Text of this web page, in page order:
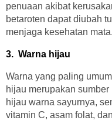
penuaan akibat
betaroten dapat diubah
menjaga kesehatan mata.
3. Warna hijau
Warna yang paling
hijau merupakan
hijau warna sayurnya,
vitamin C, asam folat,